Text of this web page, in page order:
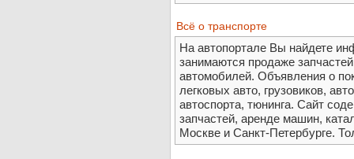
Всё о транспорте
На автопортале Вы найдете
занимаются продаже
автомобилей. Объявления о
легковых авто, грузовиков,
автоспорта, тюнинга. Сайт
запчастей, аренде машин,
Москве и Санкт-Петербурге.